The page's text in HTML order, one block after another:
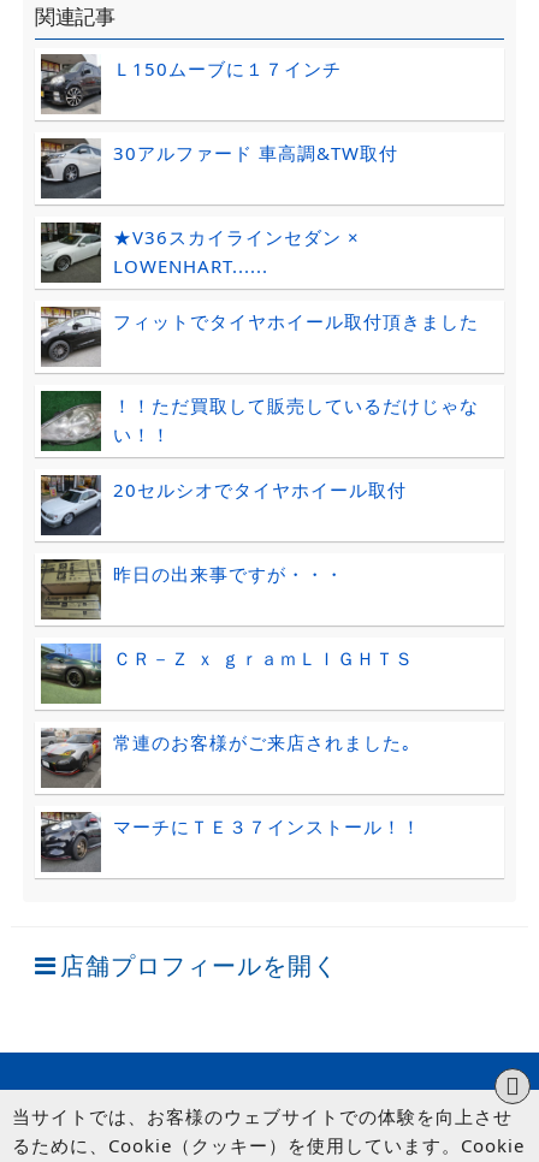
関連記事
Ｌ150ムーブに１７インチ
30アルファード 車高調&TW取付
★V36スカイラインセダン ×
LOWENHART......
フィットでタイヤホイール取付頂きました
！！ただ買取して販売しているだけじゃな
い！！
20セルシオでタイヤホイール取付
昨日の出来事ですが・・・
ＣＲ－Ｚ ｘ ｇｒａｍＬＩＧＨＴＳ
常連のお客様がご来店されました｡
マーチにＴＥ３７インストール！！
店舗プロフィールを開く
当サイトでは、お客様のウェブサイトでの体験を向上させ
るために、Cookie（クッキー）を使用しています。Cookie